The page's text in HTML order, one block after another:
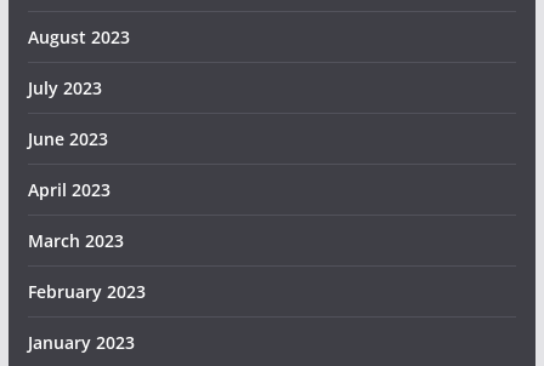
August 2023
July 2023
June 2023
April 2023
March 2023
February 2023
January 2023